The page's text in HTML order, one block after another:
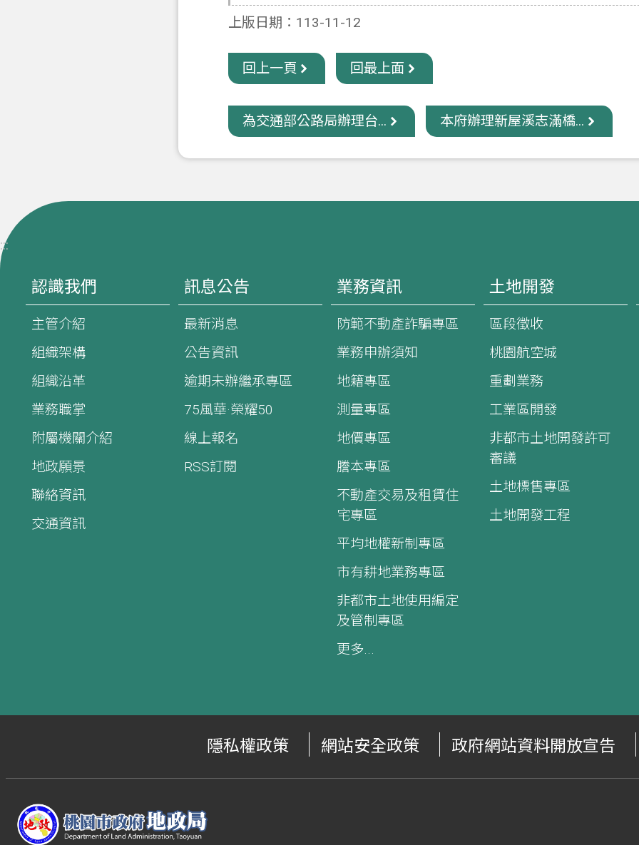
上版日期：113-11-12
回上一頁 回最上面
為交通部公路局辦理台... 本府辦理新屋溪志滿橋...
:::
認識我們
主管介紹
組織架構
組織沿革
業務職掌
附屬機關介紹
地政願景
聯絡資訊
交通資訊
訊息公告
最新消息
公告資訊
逾期未辦繼承專區
75風華·榮耀50
線上報名
RSS訂閱
業務資訊
防範不動產詐騙專區
業務申辦須知
地籍專區
測量專區
地價專區
謄本專區
不動產交易及租賃住
宅專區
平均地權新制專區
市有耕地業務專區
非都市土地使用編定
及管制專區
更多...
土地開發
區段徵收
桃園航空城
重劃業務
工業區開發
非都市土地開發許可
審議
土地標售專區
土地開發工程
隱私權政策 網站安全政策 政府網站資料開放宣告